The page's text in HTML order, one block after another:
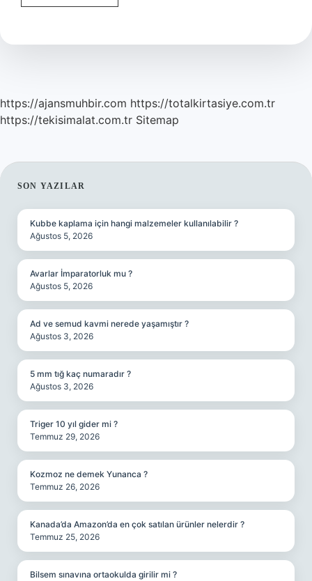
Çocuk
2024
https://ajansmuhbir.com https://totalkirtasiye.com.tr
https://tekisimalat.com.tr Sitemap
SIDEBAR
SON YAZILAR
Kubbe kaplama için hangi malzemeler kullanılabilir ?
Ağustos 5, 2026
Avarlar İmparatorluk mu ?
Ağustos 5, 2026
Ad ve semud kavmi nerede yaşamıştır ?
Ağustos 3, 2026
5 mm tığ kaç numaradır ?
Ağustos 3, 2026
Triger 10 yıl gider mi ?
Temmuz 29, 2026
Kozmoz ne demek Yunanca ?
Temmuz 26, 2026
Kanada’da Amazon’da en çok satılan ürünler nelerdir ?
Temmuz 25, 2026
Bilsem sınavına ortaokulda girilir mi ?